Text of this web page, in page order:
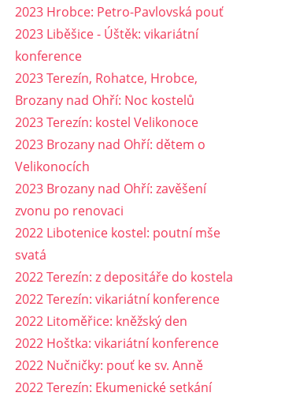
2023 Hrobce: Petro-Pavlovská pouť
2023 Liběšice - Úštěk: vikariátní
konference
2023 Terezín, Rohatce, Hrobce,
Brozany nad Ohří: Noc kostelů
2023 Terezín: kostel Velikonoce
2023 Brozany nad Ohří: dětem o
Velikonocích
2023 Brozany nad Ohří: zavěšení
zvonu po renovaci
2022 Libotenice kostel: poutní mše
svatá
2022 Terezín: z depositáře do kostela
2022 Terezín: vikariátní konference
2022 Litoměřice: kněžský den
2022 Hoštka: vikariátní konference
2022 Nučničky: pouť ke sv. Anně
2022 Terezín: Ekumenické setkání